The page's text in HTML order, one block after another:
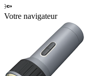
🔦
Votre navigateur